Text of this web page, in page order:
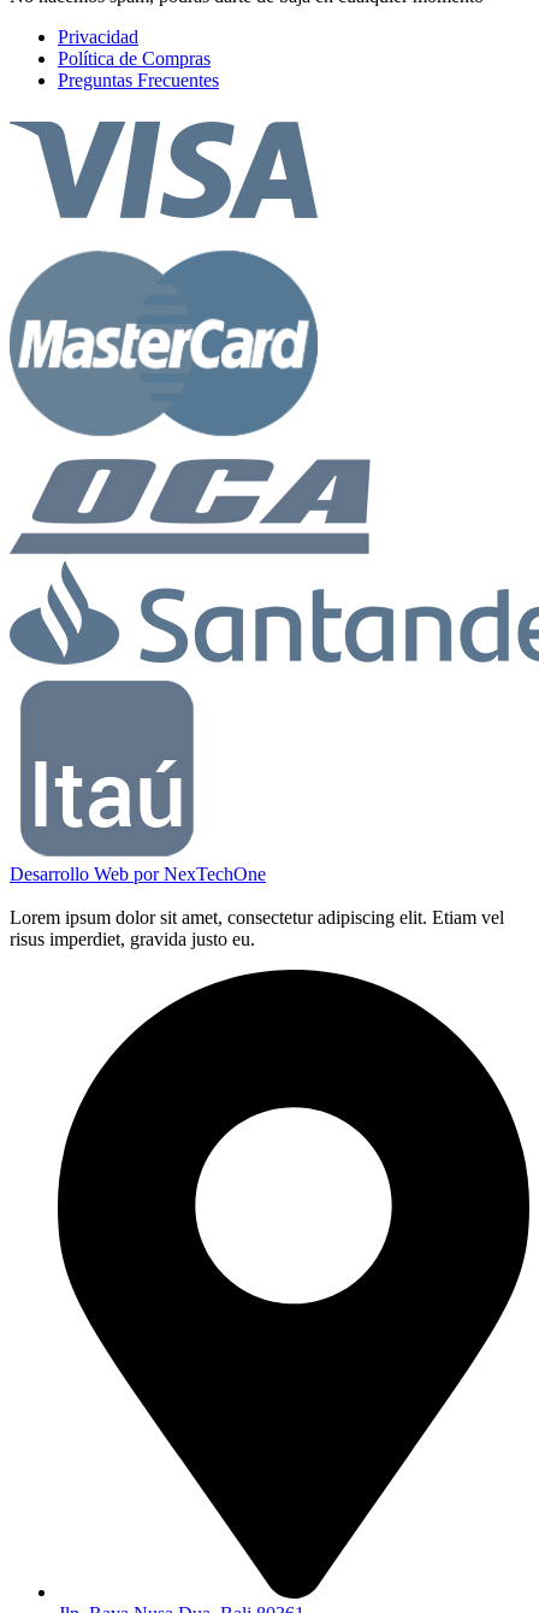
Privacidad
Política de Compras
Preguntas Frecuentes
Desarrollo Web porNexTechOne
Lorem ipsum dolor sit amet, consectetur adipiscing elit. Etiam vel
risus imperdiet, gravida justo eu.